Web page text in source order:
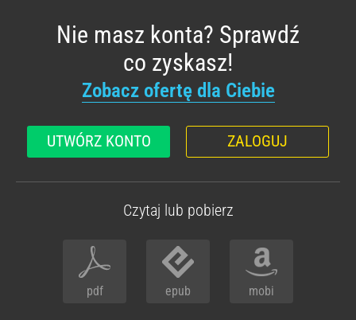
Nie masz konta? Sprawdź
co zyskasz!
Zobacz ofertę dla Ciebie
UTWÓRZ KONTO ZALOGUJ
Czytaj lub pobierz
pdf epub mobi